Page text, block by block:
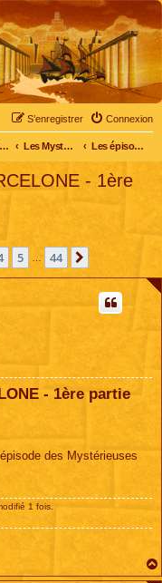
Connexion
S’enregistrer
Les Mystérieuses Cités d'Or Les Mystérieuses Cités d'Or : saison 2 (2013) Les épisodes de la saison 2
- 1ère
5 44
- 1ère partie
des Mystérieuses
1 fois.